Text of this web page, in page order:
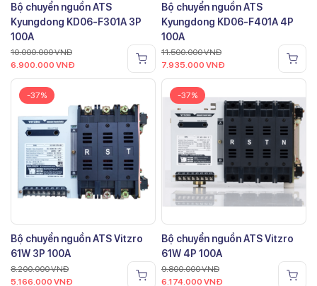
Bộ chuyển nguồn ATS
Kyungdong KD06-F301A 3P
100A
10.000.000VNĐ
6.900.000 VNĐ
Bộ chuyển nguồn ATS
Kyungdong KD06-F401A 4P
100A
11.500.000VNĐ
7.935.000 VNĐ
-37%
Bộ chuyển nguồn ATS Vitzro
61W 3P 100A
8.200.000VNĐ
5.166.000 VNĐ
-37%
Bộ chuyển nguồn ATS Vitzro
61W 4P 100A
9.800.000VNĐ
6.174.000 VNĐ